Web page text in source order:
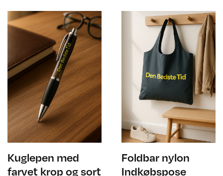
Kuglepen med
farvet krop og sort
Foldbar nylon
Indkøbspose